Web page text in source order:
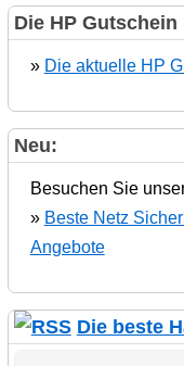
Die HP
» Die aktuelle HP
Neu:
Besuchen Sie
» Beste Netz
Angebote
Die beste